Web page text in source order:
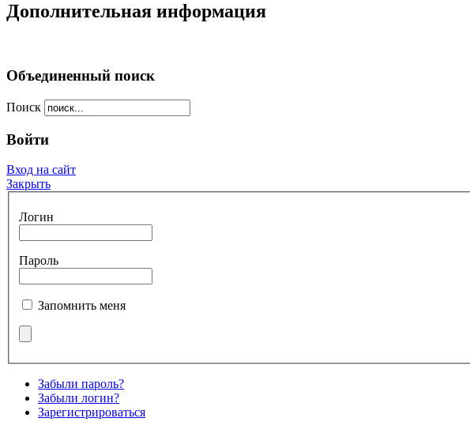
Дополнительная информация
Объединенный поиск
Поиск
Войти
Вход на сайт
Закрыть
Логин
Пароль
Запомнить меня
Забыли пароль?
Забыли логин?
Зарегистрироваться